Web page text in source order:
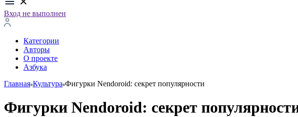
Вход не выполнен
Категории
Авторы
О проекте
Азбука
Главная Культура Фигурки Nendoroid: секрет популярности
Фигурки Nendoroid: секрет